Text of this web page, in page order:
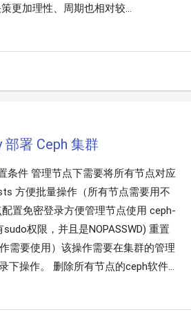
更加理性、周期也相对较...
署 Ceph 集群
条件 管理节点下需要将所有节点对应
方便批量操作（所有节点需要用不
置免密登录方便管理节点使用 ceph-
权限，并且是NOPASSWD) 重置
需要使用）该操作需要在集群的管理
下操作。 删除所有节点的ceph软件...